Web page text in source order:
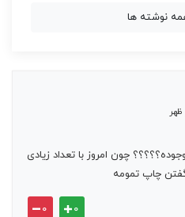
نوشته ها
چون امروز با تعداد زیادی
چاپ تمومه
۰ ۰